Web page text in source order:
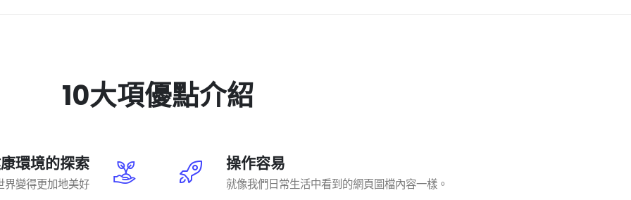
10大項優點介紹
環境的探索
界變得更加地美好
操作容易
就像我們日常生活中看到的網頁圖檔內容一樣。